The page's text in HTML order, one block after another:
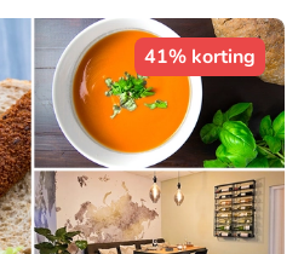
41% korting